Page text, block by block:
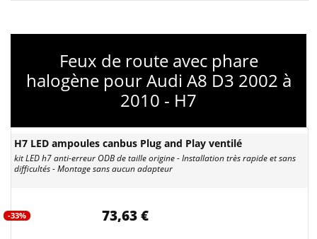
Feux de route avec phare
halogène pour Audi A8 D3 2002 à
2010 - H7
H7 LED ampoules canbus Plug and Play ventilé
kit LED h7 anti-erreur ODB de taille origine - Installation très rapide et sans
difficultés - Montage sans aucun adapteur
-33% 73,63 €